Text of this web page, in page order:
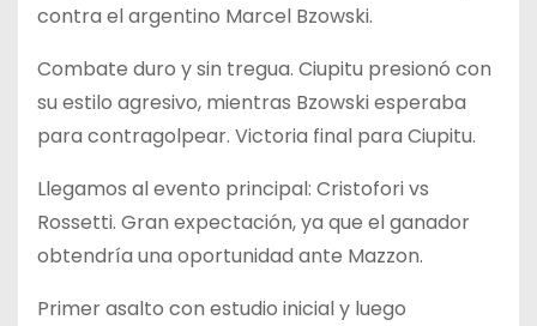
contra el argentino Marcel Bzowski.
Combate duro y sin tregua. Ciupitu presionó con
su estilo agresivo, mientras Bzowski esperaba
para contragolpear. Victoria final para Ciupitu.
Llegamos al evento principal: Cristofori vs
Rossetti. Gran expectación, ya que el ganador
obtendría una oportunidad ante Mazzon.
Primer asalto con estudio inicial y luego